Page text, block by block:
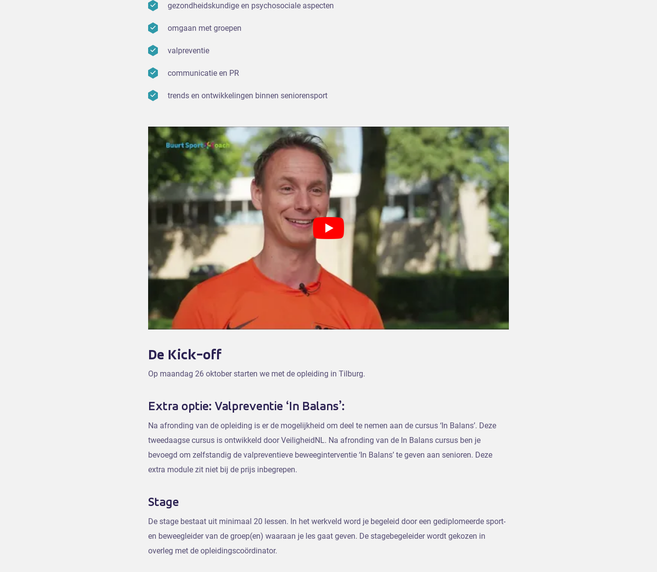
gezondheidskundige en psychosociale aspecten
omgaan met groepen
valpreventie
communicatie en PR
trends en ontwikkelingen binnen seniorensport
De Kick-off
Op maandag 26 oktober starten we met de opleiding in Tilburg.
Extra optie: Valpreventie ‘In Balans’:
Na afronding van de opleiding is er de mogelijkheid om deel te nemen aan de cursus ‘In Balans’. Deze
tweedaagse cursus is ontwikkeld door VeiligheidNL. Na afronding van de In Balans cursus ben je
bevoegd om zelfstandig de valpreventieve beweeginterventie ‘In Balans’ te geven aan senioren. Deze
extra module zit niet bij de prijs inbegrepen.
Stage
De stage bestaat uit minimaal 20 lessen. In het werkveld word je begeleid door een gediplomeerde sport-
en beweegleider van de groep(en) waaraan je les gaat geven. De stagebegeleider wordt gekozen in
overleg met de opleidingscoördinator.